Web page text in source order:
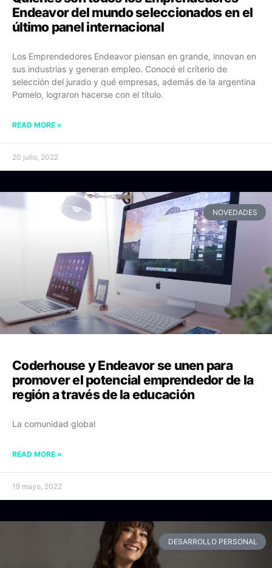
Endeavor del mundo seleccionados en el
último panel internacional
Los Emprendedores Endeavor piensan en grande, innovan en
sus industrias y generan empleo. Conocé el criterio de
selección del jurado y qué empresas, además de la argentina
Pomelo, lograron hacerse con el título.
READ MORE »
20 julio, 2022
NOVEDADES
Coderhouse y Endeavor se unen para
promover el potencial emprendedor de la
región a través de la educación
La comunidad global
READ MORE »
19 mayo, 2022
DESARROLLO PERSONAL